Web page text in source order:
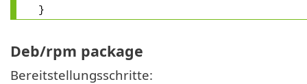
}
Deb/rpm package
Bereitstellungsschritte: